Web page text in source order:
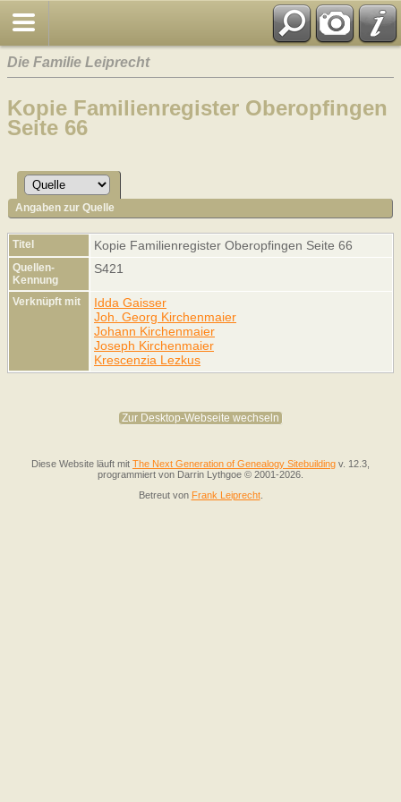
Die Familie Leiprecht
Kopie Familienregister Oberopfingen
Seite 66
Angaben zur Quelle
Titel Kopie Familienregister Oberopfingen Seite 66
Quellen-
Kennung
S421
Verknüpft mit
Idda Gaisser
Joh. Georg Kirchenmaier
Johann Kirchenmaier
Joseph Kirchenmaier
Krescenzia Lezkus
Zur Desktop-Webseite wechseln
Diese Website läuft mit The Next Generation of Genealogy Sitebuilding v. 12.3,
programmiert von Darrin Lythgoe © 2001-2026.
Betreut von Frank Leiprecht.